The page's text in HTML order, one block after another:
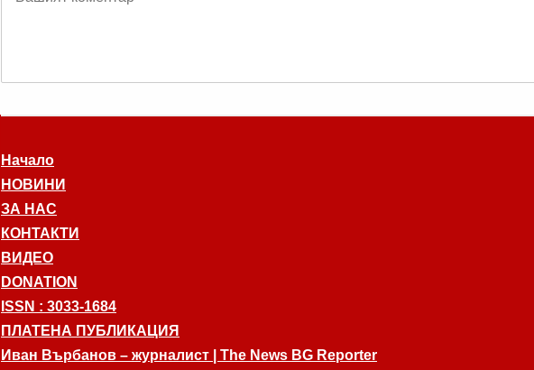
Начало
НОВИНИ
ЗА НАС
КОНТАКТИ
ВИДЕО
DONATION
ISSN : 3033-1684
ПЛАТЕНА ПУБЛИКАЦИЯ
Иван Върбанов – журналист | The News BG Reporter